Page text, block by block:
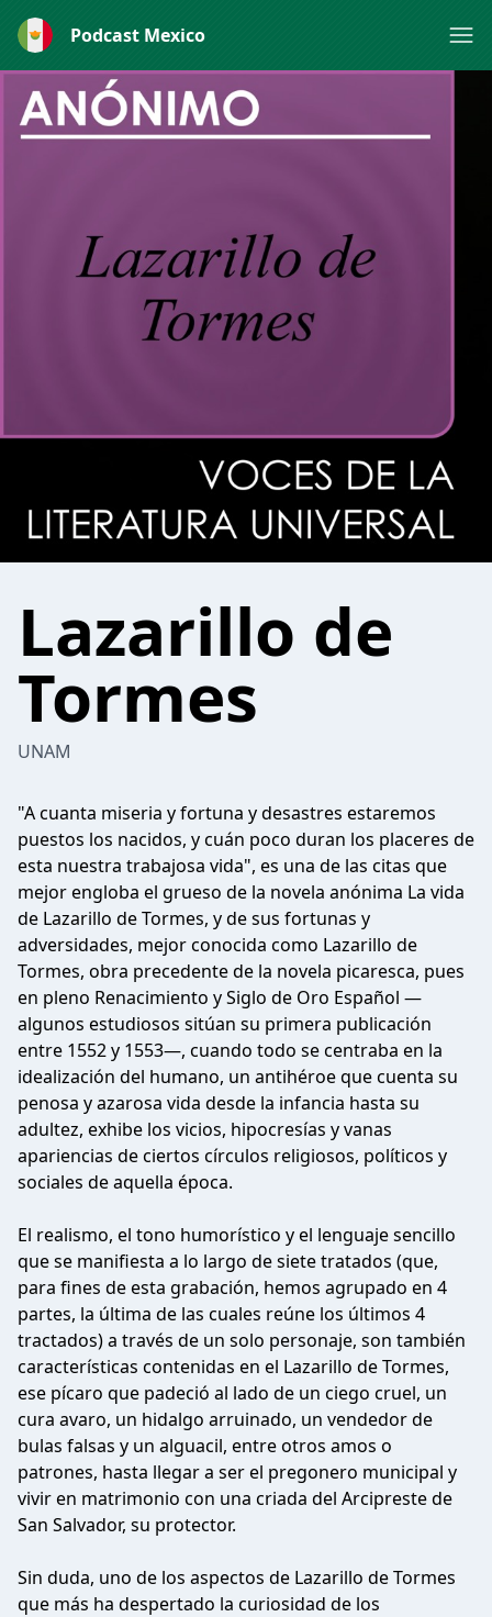
Podcast Mexico
Lazarillo de
Tormes
UNAM
"A cuanta miseria y fortuna y desastres estaremos
puestos los nacidos, y cuán poco duran los placeres de
esta nuestra trabajosa vida", es una de las citas que
mejor engloba el grueso de la novela anónima La vida
de Lazarillo de Tormes, y de sus fortunas y
adversidades, mejor conocida como Lazarillo de
Tormes, obra precedente de la novela picaresca, pues
en pleno Renacimiento y Siglo de Oro Español —
algunos estudiosos sitúan su primera publicación
entre 1552 y 1553—, cuando todo se centraba en la
idealización del humano, un antihéroe que cuenta su
penosa y azarosa vida desde la infancia hasta su
adultez, exhibe los vicios, hipocresías y vanas
apariencias de ciertos círculos religiosos, políticos y
sociales de aquella época.
El realismo, el tono humorístico y el lenguaje sencillo
que se manifiesta a lo largo de siete tratados (que,
para fines de esta grabación, hemos agrupado en 4
partes, la última de las cuales reúne los últimos 4
tractados) a través de un solo personaje, son también
características contenidas en el Lazarillo de Tormes,
ese pícaro que padeció al lado de un ciego cruel, un
cura avaro, un hidalgo arruinado, un vendedor de
bulas falsas y un alguacil, entre otros amos o
patrones, hasta llegar a ser el pregonero municipal y
vivir en matrimonio con una criada del Arcipreste de
San Salvador, su protector.
Sin duda, uno de los aspectos de Lazarillo de Tormes
que más ha despertado la curiosidad de los